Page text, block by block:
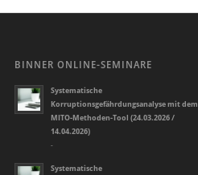
BINNER ONLINE-SEMINARE
Systematische
Korruptionsgefährdungsanalyse mit dem
MITO-Methoden-Tool (24.03.2026 /
14.04.2026)
-
Systematische